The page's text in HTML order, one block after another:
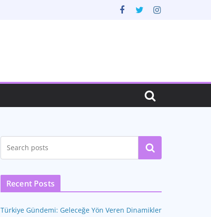
Ara
Recent Posts
Türkiye Gündemi: Geleceğe Yön Veren Dinamikler